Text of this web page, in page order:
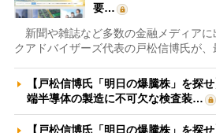
要…
新聞や雑誌など多数の金融メディアに
クアドバイザーズ代表の戸松信博氏が、
【戸松信博氏「明日の爆騰株」を探
端半導体の製造に不可欠な検査装…
【戸松信博氏「明日の爆騰株」を探